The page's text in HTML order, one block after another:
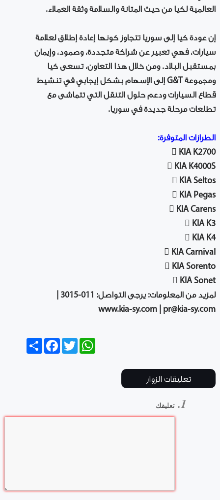
العالمية لكيا من حيث المتانة والسلامة وثقة العملاء.
إن عودة كيا إلى سوريا تتجاوز كونها إعادة إطلاق لعلامة
سيارات، فهي تعبير عن شراكة متجددة، وصمود، وإيمان
بمستقبل البلاد. ومن خلال هذا التعاون، تسعى كيا
ومجموعة G&T إلى الإسهام بشكل إيجابي في تنشيط
قطاع السيارات ودعم حلول التنقل التي تتماشى مع
تطلعات مرحلة جديدة في سوريا.
الطرازات المتوفرة:
 KIA K2700
 KIA K4000S
 KIA Seltos
 KIA Pegas
 KIA Carens
 KIA K3
 KIA K4
 KIA Carnival
 KIA Sorento
 KIA Sonet
لمزيد من المعلومات: يرجى التواصل: 011-3015 |
www.kia-sy.com | pr@kia-sy.com
Share
FacebookTwitter
WhatsApp
تعليقات الزوار
تعليقك